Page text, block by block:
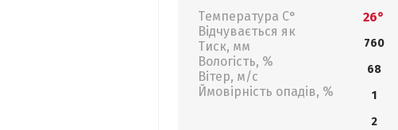
Температура С°
Відчувається як
Тиск, мм
Вологість, %
Вітер, м/с
Ймовірність опадів, %
26°
760
68
1
2